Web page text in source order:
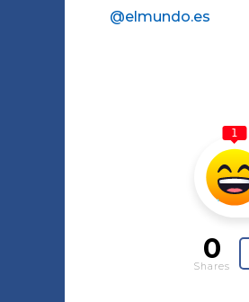
@elmundo.es
1
0
Shares